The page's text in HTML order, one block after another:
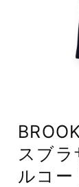
スブ
ルコ